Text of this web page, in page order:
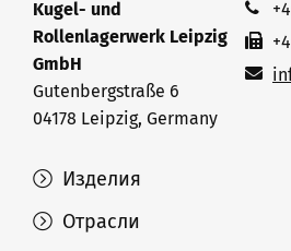
Изделия
Отрасли
Kugel- und
Rollenlagerwerk Leipzig
GmbH
Gutenbergstraße 6
04178 Leipzig, Germany